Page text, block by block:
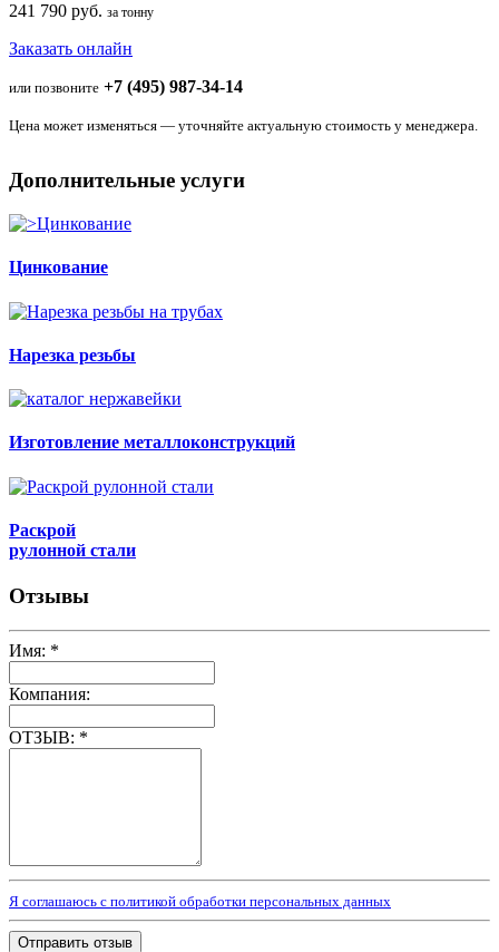
241 790 руб. за тонну
Заказать онлайн
или позвоните +7 (495) 987-34-14
Цена может изменяться — уточняйте актуальную стоимость у менеджера.
Дополнительные услуги
Цинкование
Нарезка резьбы
Изготовление металлоконструкций
Раскрой
рулонной стали
Отзывы
Имя: *
Компания:
ОТЗЫВ: *
Я соглашаюсь с политикой обработки персональных данных
Отправить отзыв